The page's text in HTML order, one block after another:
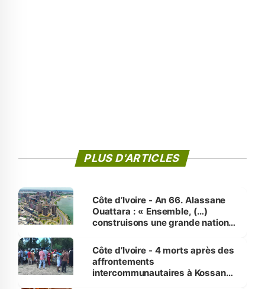
PLUS D'ARTICLES
Côte d’Ivoire - An 66. Alassane
Ouattara : « Ensemble, (…)
construisons une grande nation
générations futures »
Côte d’Ivoire - 4 morts après des
affrontements
intercommunautaires à Kossandji